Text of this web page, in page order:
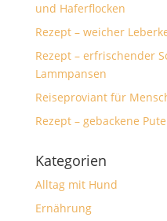
und Haferflocken
Rezept – weicher
Rezept – erfrischender
Lammpansen
Reiseproviant für
Rezept – gebackene
Kategorien
Alltag mit Hund
Ernährung